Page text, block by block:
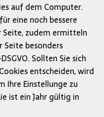
auf dem Computer.
eine noch bessere
Seite, zudem ermitteln
Seite besonders
Sollten Sie sich
entscheiden, wird
Ihre Einstellunge zu
ist ein Jahr gültig in